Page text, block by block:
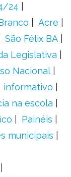
24
Acre
São Félix BA
Legislativa
Nacional
informativo
na escola
Painéis
municipais